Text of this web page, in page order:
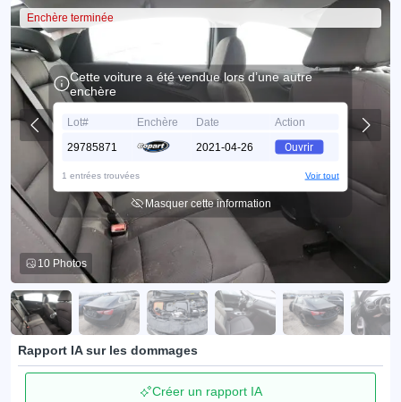
Enchère terminée
10 Photos
Cette voiture a été vendue lors d’une autre
enchère
Lot# Enchère Date
Action
29785871
2021-04-26 Ouvrir
1 entrées trouvées Voir tout
Masquer cette information
Rapport IA sur les dommages
Créer un rapport IA